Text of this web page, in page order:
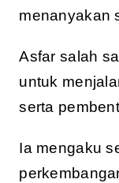
menanyakan
Asfar salah
untuk
serta
Ia mengaku